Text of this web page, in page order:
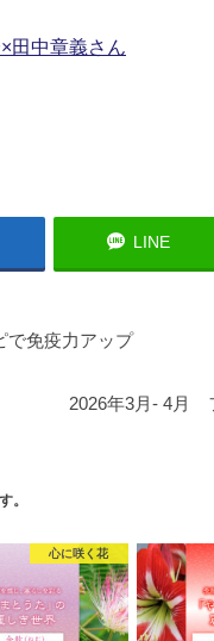
田中章義さん
LINE
免疫力アップ
2026年3月- 4月
。
心に咲く花